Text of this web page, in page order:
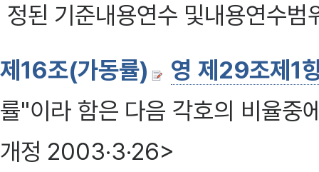
정된 기준내용연수 및내용연수범
제16조(가동률)
영 제29조제1
률"이라 함은 다음 각호의 비율중
개정 2003·3·26>